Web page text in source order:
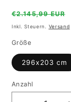
Normaler
Preis
€2.145,99 EUR
Inkl. Steuern. Versand
Größe
296x203 cm
Anzahl